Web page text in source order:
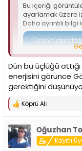
Bu içeriği
ayarlamak üzere
Daha ayrıntılı bilgi
Üçüncü taraf
Dün bu üçlüğü
enerjisini görünce
gerektiğini
T
p
k
i
l
Köprü Ali
Oğuzhan
Kayıtlı